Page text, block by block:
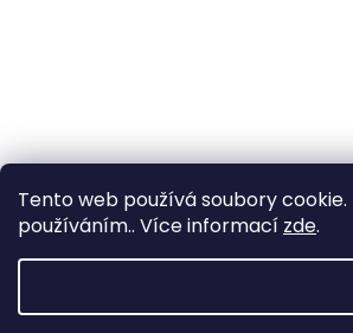
Tento web používá soubory
používáním.. Více informací zde.
UPOZORNĚNÍ :
(Aktualizace 5.6. 2026)